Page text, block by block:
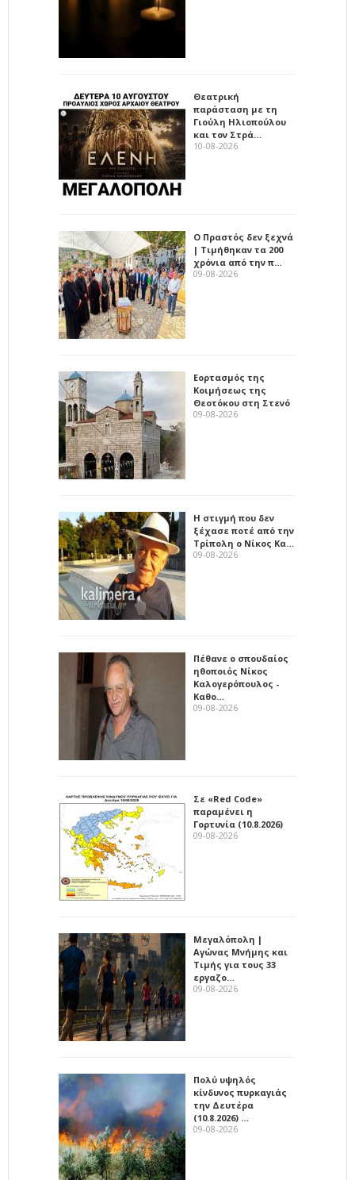
Θεατρική
παράσταση με τη
Γιούλη Ηλιοπούλου
και τον Στρά…
10-08-2026
Ο Πραστός δεν ξεχνά
| Τιμήθηκαν τα 200
χρόνια από την π…
09-08-2026
Εορτασμός της
Κοιμήσεως της
Θεοτόκου στη Στενό
09-08-2026
Η στιγμή που δεν
ξέχασε ποτέ από την
Τρίπολη ο Νίκος Κα…
09-08-2026
Πέθανε ο σπουδαίος
ηθοποιός Νίκος
Καλογερόπουλος -
Καθο…
09-08-2026
Σε «Red Code»
παραμένει η
Γορτυνία (10.8.2026)
09-08-2026
Μεγαλόπολη |
Αγώνας Μνήμης και
Τιμής για τους 33
εργαζο…
09-08-2026
Πολύ υψηλός
κίνδυνος πυρκαγιάς
την Δευτέρα
(10.8.2026) …
09-08-2026